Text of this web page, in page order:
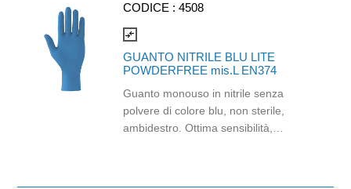
CODICE : 4508
compare_arrows
GUANTO NITRILE BLU LITE
POWDERFREE mis.L EN374
Guanto monouso in nitrile senza
polvere di colore blu, non sterile,
ambidestro. Ottima sensibilità,